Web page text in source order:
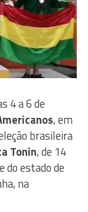
4 a 6 de
, em
brasileira
Tonin, de 14
do estado de
na